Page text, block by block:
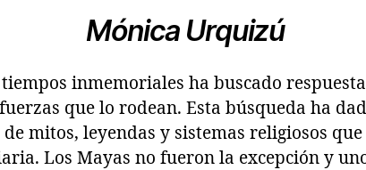
Mónica Urquizú
inmemoriales ha buscado
que lo rodean. Esta búsqueda ha
mitos, leyendas y sistemas religiosos
Los Mayas no fueron la excepción y